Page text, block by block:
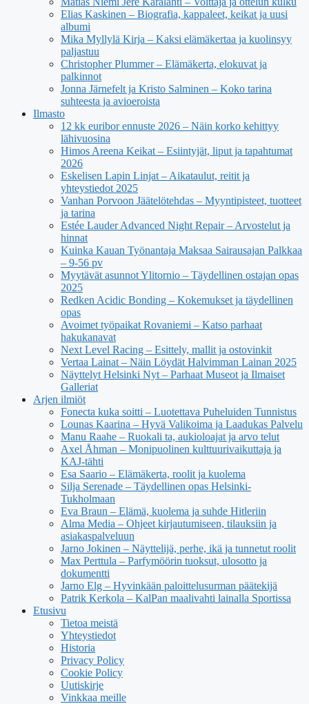
Elias Kaskinen – Biografia, kappaleet, keikat ja uusi
albumi
Mika Myllylä Kirja – Kaksi elämäkertaa ja kuolinsyy
paljastuu
Christopher Plummer – Elämäkerta, elokuvat ja
palkinnot
Jonna Järnefelt ja Kristo Salminen – Koko tarina
suhteesta ja avioeroista
Ilmasto
12 kk euribor ennuste 2026 – Näin korko kehittyy
lähivuosina
Himos Areena Keikat – Esiintyjät, liput ja tapahtumat
2026
Eskelisen Lapin Linjat – Aikataulut, reitit ja
yhteystiedot 2025
Vanhan Porvoon Jäätelötehdas – Myyntipisteet, tuotteet
ja tarina
Estée Lauder Advanced Night Repair – Arvostelut ja
hinnat
Kuinka Kauan Työnantaja Maksaa Sairausajan Palkkaa
– 9-56 pv
Myytävät asunnot Ylitornio – Täydellinen ostajan opas
2025
Redken Acidic Bonding – Kokemukset ja täydellinen
opas
Avoimet työpaikat Rovaniemi – Katso parhaat
hakukanavat
Next Level Racing – Esittely, mallit ja ostovinkit
Vertaa Lainat – Näin Löydät Halvimman Lainan 2025
Näyttelyt Helsinki Nyt – Parhaat Museot ja Ilmaiset
Galleriat
Arjen ilmiöt
Fonecta kuka soitti – Luotettava Puheluiden Tunnistus
Lounas Kaarina – Hyvä Valikoima ja Laadukas Palvelu
Manu Raahe – Ruokali ta, aukioloajat ja arvo telut
Axel Åhman – Monipuolinen kulttuurivaikuttaja ja
KAJ-tähti
Esa Saario – Elämäkerta, roolit ja kuolema
Silja Serenade – Täydellinen opas Helsinki-
Tukholmaan
Eva Braun – Elämä, kuolema ja suhde Hitleriin
Alma Media – Ohjeet kirjautumiseen, tilauksiin ja
asiakaspalveluun
Jarno Jokinen – Näyttelijä, perhe, ikä ja tunnetut roolit
Max Perttula – Parfymöörin tuoksut, ulosotto ja
dokumentti
Jarno Elg – Hyvinkään paloittelusurman päätekijä
Patrik Kerkola – KalPan maalivahti lainalla Sportissa
Etusivu
Tietoa meistä
Yhteystiedot
Historia
Privacy Policy
Cookie Policy
Uutiskirje
Vinkkaa meille